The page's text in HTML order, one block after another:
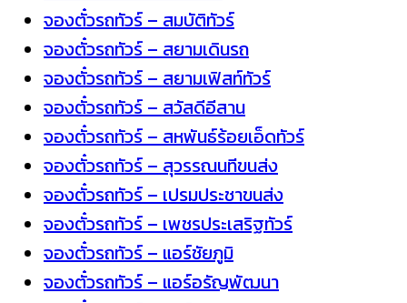
จองตั๋วรถทัวร์ – สมบัติทัวร์
จองตั๋วรถทัวร์ – สยามเดินรถ
จองตั๋วรถทัวร์ – สยามเฟิสท์ทัวร์
จองตั๋วรถทัวร์ – สวัสดีอีสาน
จองตั๋วรถทัวร์ – สหพันธ์ร้อยเอ็ดทัวร์
จองตั๋วรถทัวร์ – สุวรรณนทีขนส่ง
จองตั๋วรถทัวร์ – เปรมประชาขนส่ง
จองตั๋วรถทัวร์ – เพชรประเสริฐทัวร์
จองตั๋วรถทัวร์ – แอร์ชัยภูมิ
จองตั๋วรถทัวร์ – แอร์อรัญพัฒนา